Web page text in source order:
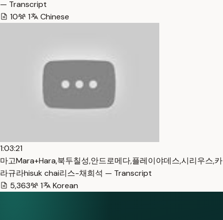
— Transcript
10
1 Chinese
1:03:21
마고Mara+Hara,북두칠성,안드로메다,플레이야데스,시리우스,카
라규라hisuk chai리스-채희석 — Transcript
5,363
1 Korean